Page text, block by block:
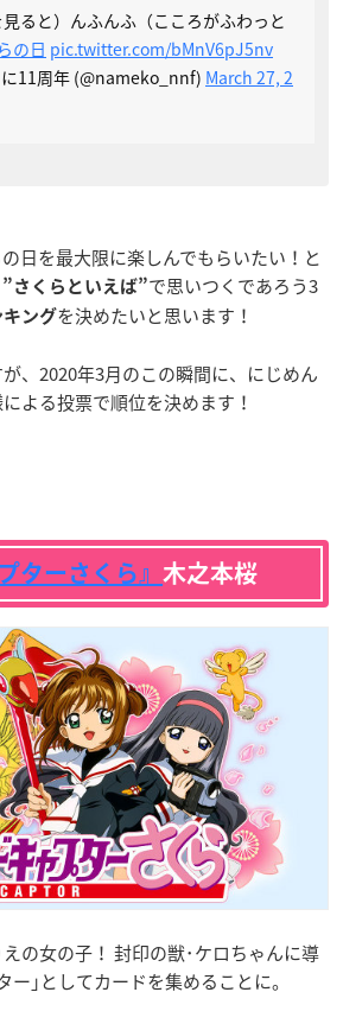
ると）んふんふ（こころがふわっと
の日 pic.twitter.com/bMnV6pJ5nv
11周年 (@nameko_nnf) March 27, 2
日を最大限に楽しんでもらいたい！と
”さくらといえば”で思いつくであろう3
ングを決めたいと思います！
、2020年3月のこの瞬間に、にじめん
よる投票で順位を決めます！
ターさくら』 木之本桜
の女の子！ 封印の獣･ケロちゃんに導
ー｣としてカードを集めることに。